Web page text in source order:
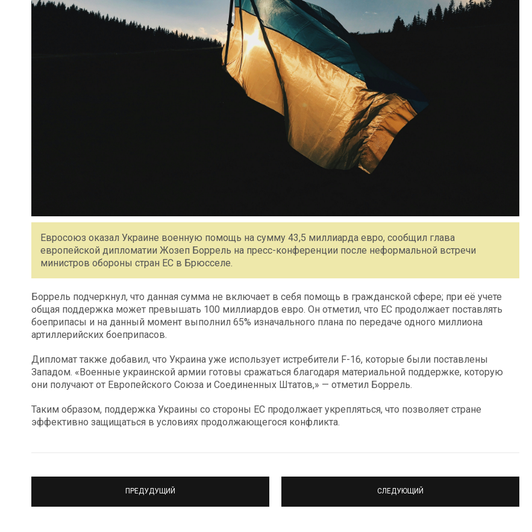
Евросоюз оказал Украине военную помощь на сумму 43,5 миллиарда евро, сообщил глава
европейской дипломатии Жозеп Боррель на пресс-конференции после неформальной встречи
министров обороны стран ЕС в Брюсселе.
Боррель подчеркнул, что данная сумма не включает в себя помощь в гражданской сфере; при её учете
общая поддержка может превышать 100 миллиардов евро. Он отметил, что ЕС продолжает поставлять
боеприпасы и на данный момент выполнил 65% изначального плана по передаче одного миллиона
артиллерийских боеприпасов.
Дипломат также добавил, что Украина уже использует истребители F-16, которые были поставлены
Западом. «Военные украинской армии готовы сражаться благодаря материальной поддержке, которую
они получают от Европейского Союза и Соединенных Штатов,» — отметил Боррель.
Таким образом, поддержка Украины со стороны ЕС продолжает укрепляться, что позволяет стране
эффективно защищаться в условиях продолжающегося конфликта.
ПРЕДУДУЩИЙ СЛЕДУЮЩИЙ